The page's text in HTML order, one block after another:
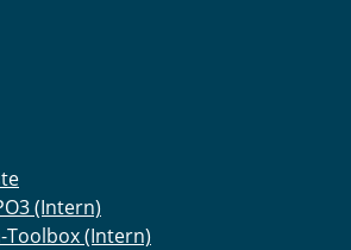
(Intern)
Toolbox (Intern)